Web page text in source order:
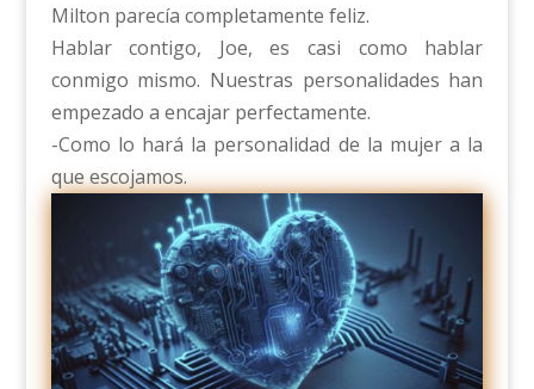
Milton parecía completamente feliz.
Hablar contigo, Joe, es casi como hablar
conmigo mismo. Nuestras personalidades han
empezado a encajar perfectamente.
-Como lo hará la personalidad de la mujer a la
que escojamos.